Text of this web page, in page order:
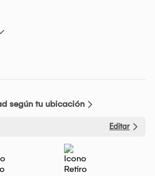
según tu ubicación
Editar